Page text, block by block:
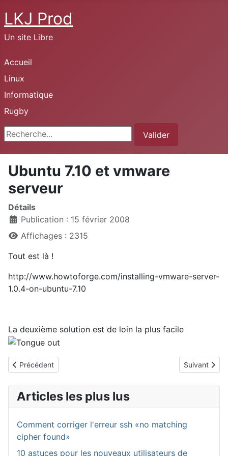
LKJ Prod
Un site Libre
Accueil
Linux
Informatique
Rugby
Rechercher
Valider
Ubuntu 7.10 et vmware
serveur
Détails
Publication : 15 février 2008
Affichages : 2315
Tout est là !
http://www.howtoforge.com/installing-vmware-server-
1.0.4-on-ubuntu-7.10
La deuxième solution est de loin la plus facile
Article précédent : molette souris et vmware
Précédent Article
Suivant
Articles les plus lus
Comment corriger l'erreur ssh «no matching
cipher found»
10 astuces pour les nouveaux utilisateurs de